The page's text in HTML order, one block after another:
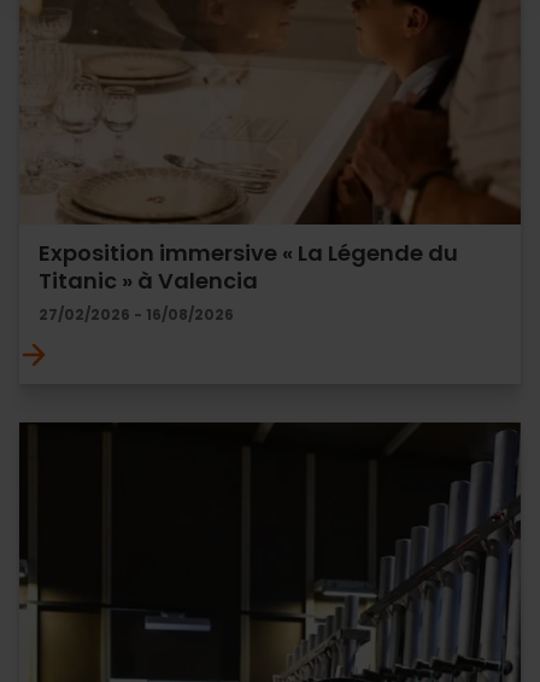
Exposition immersive « La Légende du
Titanic » à Valencia
27/02/2026 - 16/08/2026